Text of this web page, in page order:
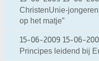
ChristenUnie-
op het matje”
15-06-2009 15-06-
Principes leidend bij